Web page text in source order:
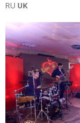
RU UK